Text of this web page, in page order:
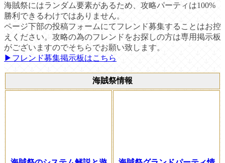
海賊祭にはランダム要素があるため、攻略パーティは100%
勝利できるわけではありません。
ページ下部の投稿フォームにてフレンド募集することはお控
えください。攻略の為のフレンドをお探しの方は専用掲示板
がございますのでそちらでお願い致します。
▶︎フレンド募集掲示板はこちら
海賊祭情報